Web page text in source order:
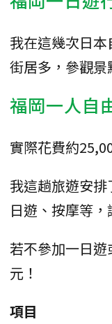
我在這幾次日
街居多，參觀景
福岡一人自
實際花費約
我這趟旅遊安
日遊、按摩等，
若不參加一日
元！
項目